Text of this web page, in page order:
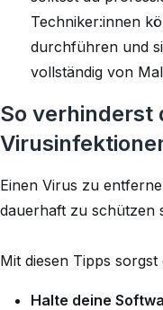
Techniker:innen
durchführen und
vollständig von
So verhinderst
Einen Virus zu
dauerhaft zu schützen
Mit diesen Tipps
Halte deine